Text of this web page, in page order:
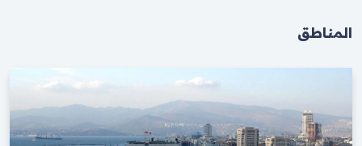
المناطق